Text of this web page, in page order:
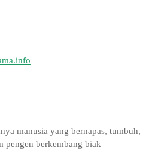
manusia yang bernapas, tumbuh,
pengen berkembang biak